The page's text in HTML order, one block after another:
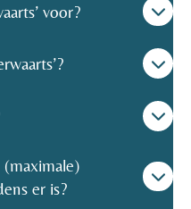
voor?
er is?